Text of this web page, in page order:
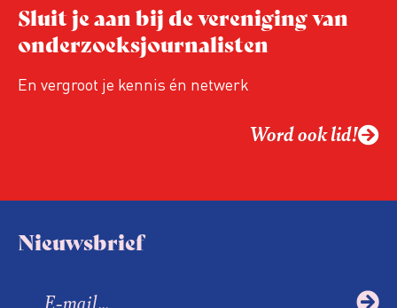
Sluit je aan bij de vereniging van
onderzoeksjournalisten
En vergroot je kennis én netwerk
Word ook lid!
Nieuwsbrief